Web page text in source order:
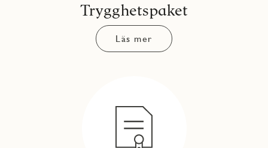
Trygghetspaket
Läs mer